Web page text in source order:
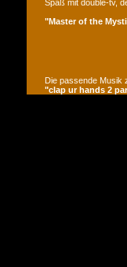
Spaß mit double-tv,
"Master of the
Die passende Musik
"clap ur hands 2